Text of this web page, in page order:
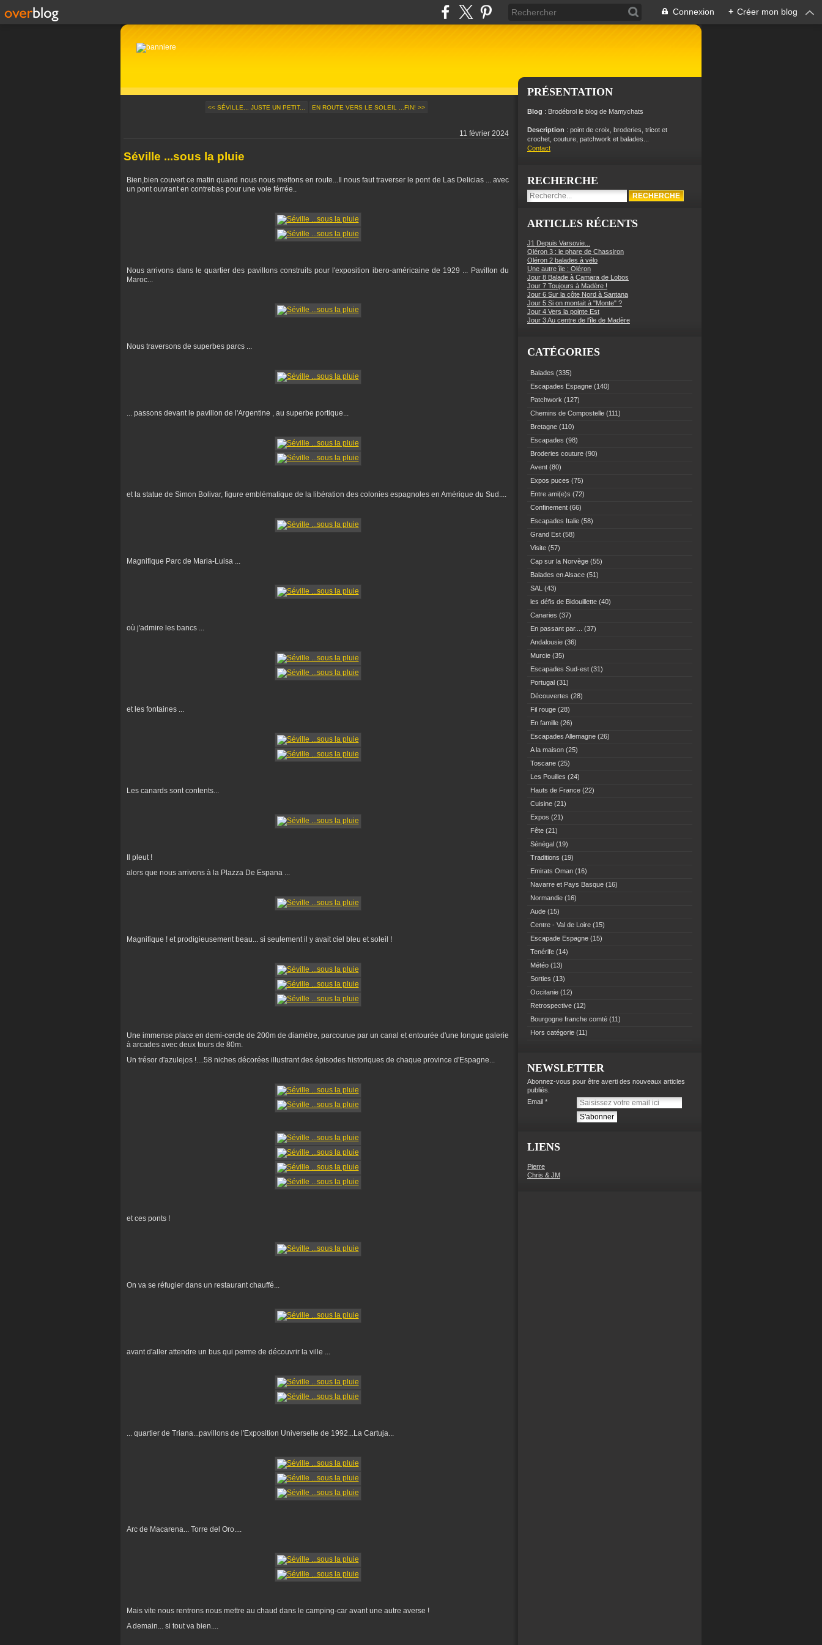
Connexion + Créer mon blog
<< SÉVILLE... JUSTE UN PETIT... EN ROUTE VERS LE SOLEIL ...FIN! >>
11 février 2024
Séville ...sous la pluie
Bien,bien couvert ce matin quand nous nous mettons en route...Il nous faut traverser le pont de Las Delicias ... avec
un pont ouvrant en contrebas pour une voie férrée..
Nous arrivons dans le quartier des pavillons construits pour l'exposition ibero-américaine de 1929 ... Pavillon du
Maroc...
Nous traversons de superbes parcs ...
... passons devant le pavillon de l'Argentine , au superbe portique...
et la statue de Simon Bolivar, figure emblématique de la libération des colonies espagnoles en Amérique du Sud....
Magnifique Parc de Maria-Luisa ...
où j'admire les bancs ...
et les fontaines ...
Les canards sont contents...
Il pleut !
alors que nous arrivons à la Plazza De Espana ...
Magnifique ! et prodigieusement beau... si seulement il y avait ciel bleu et soleil !
Une immense place en demi-cercle de 200m de diamètre, parcourue par un canal et entourée d'une longue galerie
à arcades avec deux tours de 80m.
Un trésor d'azulejos !....58 niches décorées illustrant des épisodes historiques de chaque province d'Espagne...
et ces ponts !
On va se réfugier dans un restaurant chauffé...
avant d'aller attendre un bus qui perme de découvrir la ville ...
... quartier de Triana...pavillons de l'Exposition Universelle de 1992...La Cartuja...
Arc de Macarena... Torre del Oro....
Mais vite nous rentrons nous mettre au chaud dans le camping-car avant une autre averse !
A demain... si tout va bien....
PRÉSENTATION
Blog : Brodébrol le blog de Mamychats
Description : point de croix, broderies, tricot et
crochet, couture, patchwork et balades...
Contact
RECHERCHE
ARTICLES RÉCENTS
J1 Depuis Varsovie...
Oléron 3 : le phare de Chassiron
Oléron 2 balades à vélo
Une autre île : Oléron
Jour 8 Balade à Camara de Lobos
Jour 7 Toujours à Madère !
Jour 6 Sur la côte Nord à Santana
Jour 5 Si on montait à "Monte" ?
Jour 4 Vers la pointe Est
Jour 3 Au centre de l'île de Madère
CATÉGORIES
Balades (335)
Escapades Espagne (140)
Patchwork (127)
Chemins de Compostelle (111)
Bretagne (110)
Escapades (98)
Broderies couture (90)
Avent (80)
Expos puces (75)
Entre ami(e)s (72)
Confinement (66)
Escapades Italie (58)
Grand Est (58)
Visite (57)
Cap sur la Norvège (55)
Balades en Alsace (51)
SAL (43)
les défis de Bidouillette (40)
Canaries (37)
En passant par....
(37)
Andalousie (36)
Murcie (35)
Escapades Sud-est (31)
Portugal (31)
Découvertes (28)
Fil rouge (28)
En famille (26)
Escapades Allemagne (26)
A la maison (25)
Toscane (25)
Les Pouilles (24)
Hauts de France (22)
Cuisine (21)
Expos (21)
Fête (21)
Sénégal (19)
Traditions (19)
Emirats Oman (16)
Navarre et Pays Basque (16)
Normandie (16)
Aude (15)
Centre - Val de Loire (15)
Escapade Espagne (15)
Tenérife (14)
Météo (13)
Sorties (13)
Occitanie (12)
Retrospective (12)
Bourgogne franche comté (11)
Hors catégorie (11)
NEWSLETTER
Abonnez-vous pour être averti des nouveaux articles
publiés.
Email
LIENS
Pierre
Chris & JM